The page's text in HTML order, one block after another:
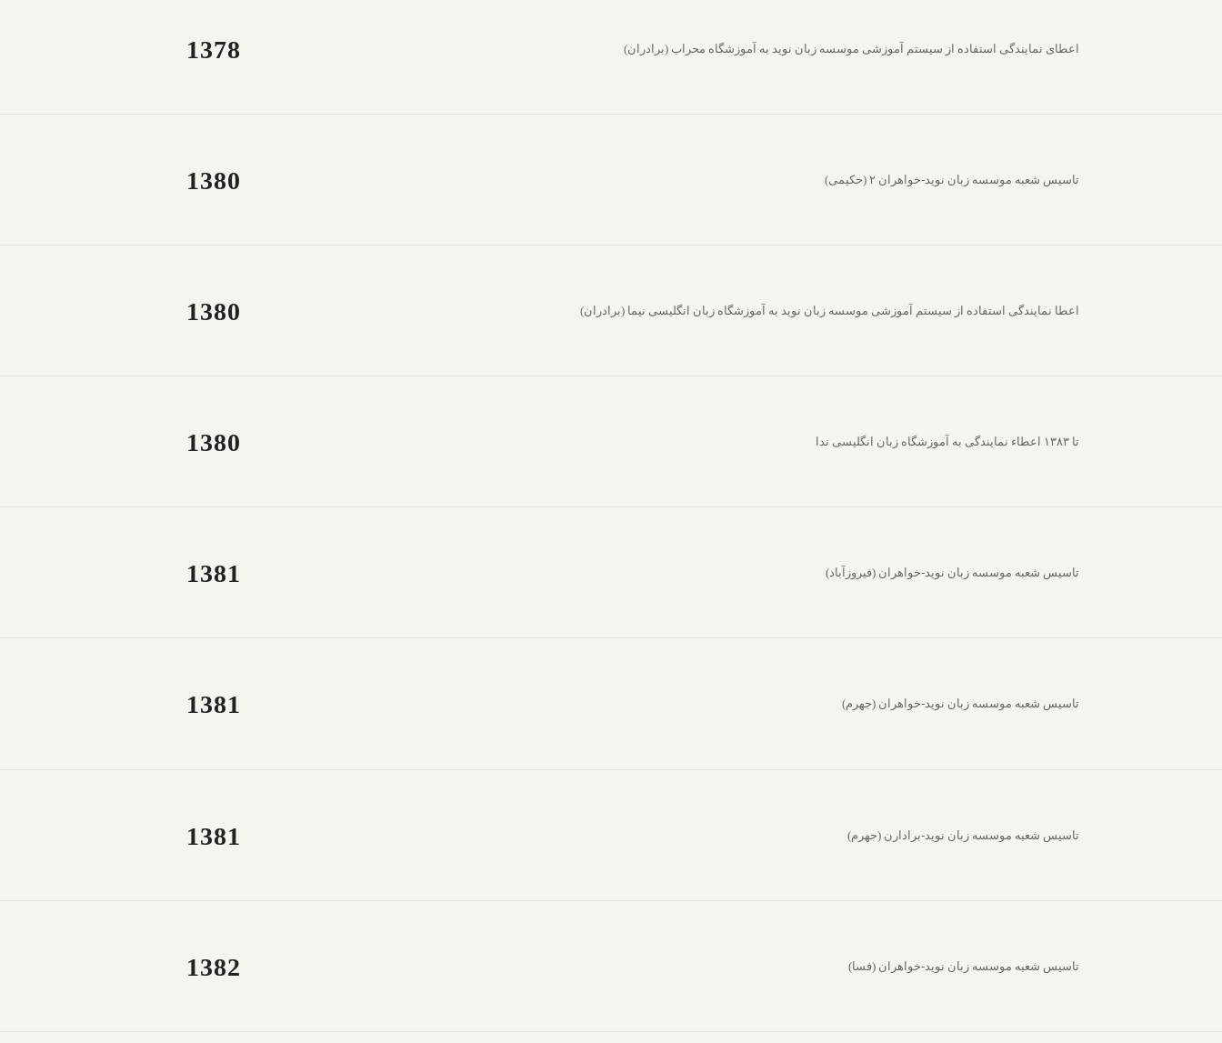
1378 اعطای نمایندگی استفاده از سیستم آموزشی موسسه زبان نوید به آموزشگاه محراب (برادران)
1380 تاسیس شعبه موسسه زبان نوید-خواهران ۲ (حکیمی)
1380 اعطا نمایندگی استفاده از سیستم آموزشی موسسه زبان نوید به آموزشگاه زبان انگلیسی نیما (برادران)
1380 تا ۱۳۸۳ اعطاء نمایندگی به آموزشگاه زبان انگلیسی ندا
1381 تاسیس شعبه موسسه زبان نوید-خواهران (فیروزآباد)
1381 تاسیس شعبه موسسه زبان نوید-خواهران (جهرم)
1381 تاسیس شعبه موسسه زبان نوید-برادارن (جهرم)
1382 تاسیس شعبه موسسه زبان نوید-خواهران (فسا)